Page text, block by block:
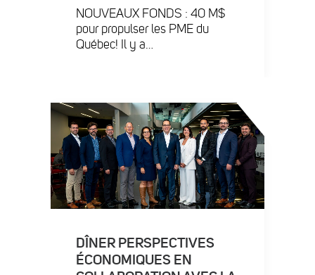
NOUVEAUX FONDS : 40 M$
pour propulser les PME du
Québec! Il y a…
DÎNER PERSPECTIVES
ÉCONOMIQUES EN